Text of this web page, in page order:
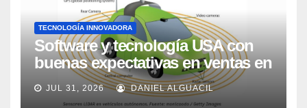
TECNOLOGÍA INNOVADORA
Software y tecnología USA con
buenas expectativas en ventas en
los próximos 2 años, según
Market Watch
JUL 31, 2026 DANIEL ALGUACIL